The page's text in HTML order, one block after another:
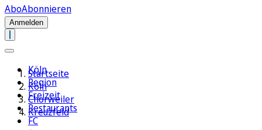
AboAbonnieren
Anmelden
Köln
Region
Freizeit
Restaurants
FC
Startseite
Köln
Chorweiler
Kreuzfeld